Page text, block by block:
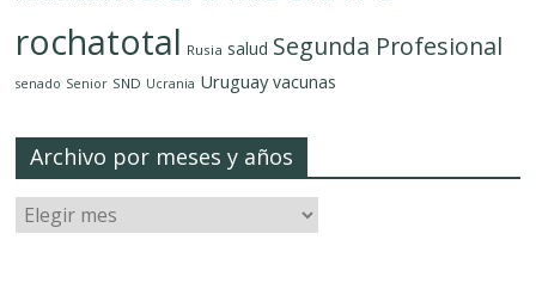
rochatotal Rusia salud Segunda Profesional
senado Senior SND Ucrania Uruguay vacunas
Archivo por meses y años